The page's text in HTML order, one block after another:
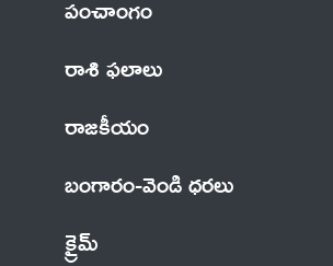
రాశి ఫలాలు
రాజకీయం
బంగారం-వెండి ధరలు
క్రైమ్